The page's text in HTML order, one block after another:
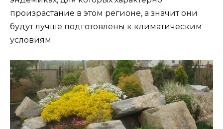
произрастание в этом регионе, а значит они
будут лучше подготовлены к климатическим
условиям.